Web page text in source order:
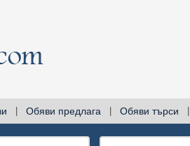
Обяви предлага Обяви търси